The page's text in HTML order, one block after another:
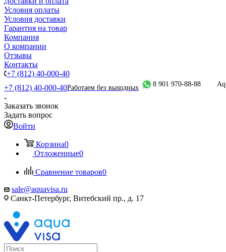
Условия оплаты
Условия доставки
Гарантия на товар
Компания
О компании
Отзывы
Контакты
+7 (812) 40-000-40
+7 (812) 40-000-40Работаем без выходных 8 901 970-88-88
Заказать звонок
Задать вопрос
Войти
Корзина0
Отложенные0
Сравнение товаров0
sale@aquavisa.ru
Санкт-Петербург, Витебский пр., д. 17